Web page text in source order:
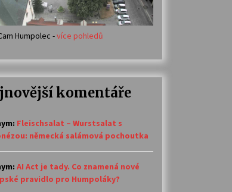
23. 7. 2026
14. 7. 2026
30. 6. 2026
Humpolec -více pohledů
komentáře
: Fleischsalat – Wurstsalat s
německá salámová pochoutka
: AI Act je tady. Co znamená nové
pravidlo pro Humpoláky?